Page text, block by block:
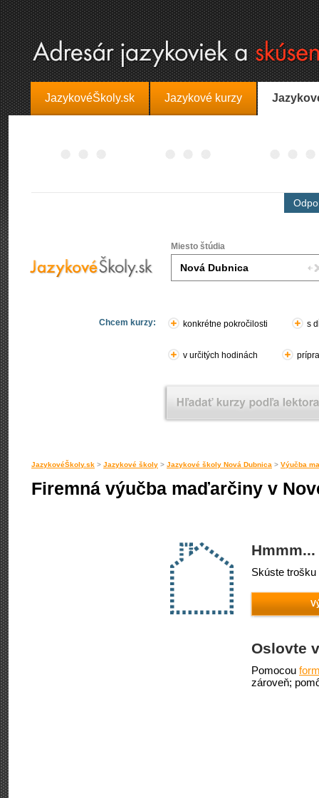
JazykovéŠkoly.sk Jazykové kurzy
Miesto štúdia
Chcem kurzy: konkrétne pokročilosti s
v určitých hodinách
JazykovéŠkoly.sk > Jazykové školy > Jazykové školy Nová Dubnica > Výučba
Firemná výučba maďarčiny v
Skúste
Oslovte
Pomocou
zároveň;